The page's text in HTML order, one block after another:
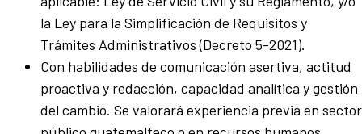
la Ley para la Simplificación de Requisitos y
Trámites Administrativos (Decreto 5-2021).
Con habilidades de comunicación asertiva, actitud
proactiva y redacción, capacidad analítica y gestión
del cambio. Se valorará experiencia previa en sector